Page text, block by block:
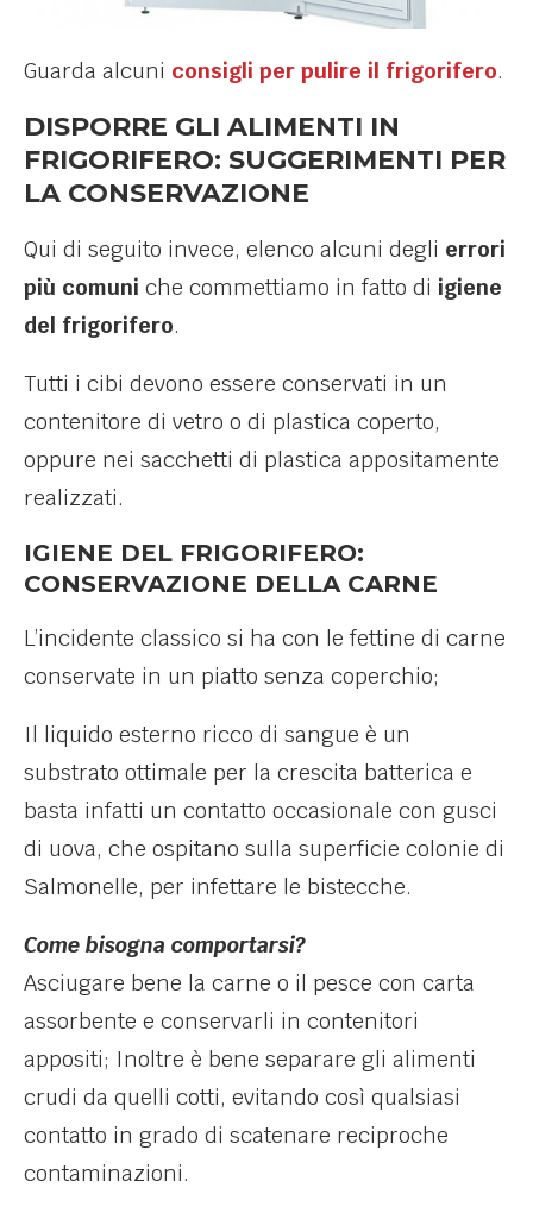
Guarda alcuni consigli per pulire il frigorifero.
DISPORRE GLI ALIMENTI IN
FRIGORIFERO: SUGGERIMENTI PER
LA CONSERVAZIONE
Qui di seguito invece, elenco alcuni degli errori
più comuni che commettiamo in fatto di igiene
del frigorifero.
Tutti i cibi devono essere conservati in un
contenitore di vetro o di plastica coperto,
oppure nei sacchetti di plastica appositamente
realizzati.
IGIENE DEL FRIGORIFERO:
CONSERVAZIONE DELLA CARNE
L’incidente classico si ha con le fettine di carne
conservate in un piatto senza coperchio;
Il liquido esterno ricco di sangue è un
substrato ottimale per la crescita batterica e
basta infatti un contatto occasionale con gusci
di uova, che ospitano sulla superficie colonie di
Salmonelle, per infettare le bistecche.
Come bisogna comportarsi?
Asciugare bene la carne o il pesce con carta
assorbente e conservarli in contenitori
appositi; Inoltre è bene separare gli alimenti
crudi da quelli cotti, evitando così qualsiasi
contatto in grado di scatenare reciproche
contaminazioni.